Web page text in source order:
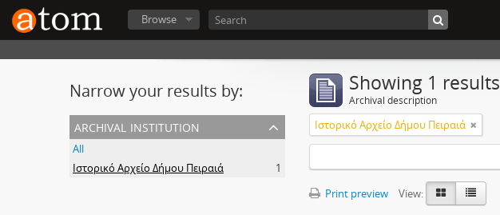
Browse
Narrow your results by:
archival institution
All
Ιστορικό Αρχείο Δήμου Πειραιά
1
Showing 1 results
Archival description
Ιστορικό Αρχείο Δήμου Πειραιά
Print preview View: